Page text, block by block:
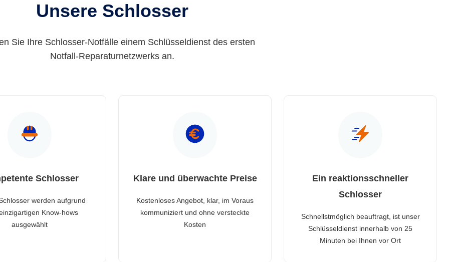
Unsere Schlosser
Sie Ihre Schlosser-Notfälle einem Schlüsseldienst des ersten
Notfall-Reparaturnetzwerks an.
Schlosser
werden aufgrund
Know-hows
ausgewählt
Klare und überwachte Preise
Kostenloses Angebot, klar, im Voraus
kommuniziert und ohne versteckte
Kosten
Ein reaktionsschneller
Schlosser
Schnellstmöglich beauftragt, ist unser
Schlüsseldienst innerhalb von 25
Minuten bei Ihnen vor Ort